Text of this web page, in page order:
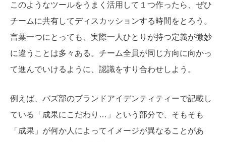
このようなツールをうまく活用して１つ作ったら、ぜひ
チームに共有してディスカッションする時間をとろう。
言葉一つにとっても、実際一人ひとりが持つ定義が微妙
に違うことは多々ある。チーム全員が同じ方向に向かっ
て進んでいけるように、認識をすり合わせしよう。
例えば、バズ部のブランドアイデンティティーで記載し
ている「成果にこだわり…」という部分で、そもそも
「成果」が何か人によってイメージが異なることがあ